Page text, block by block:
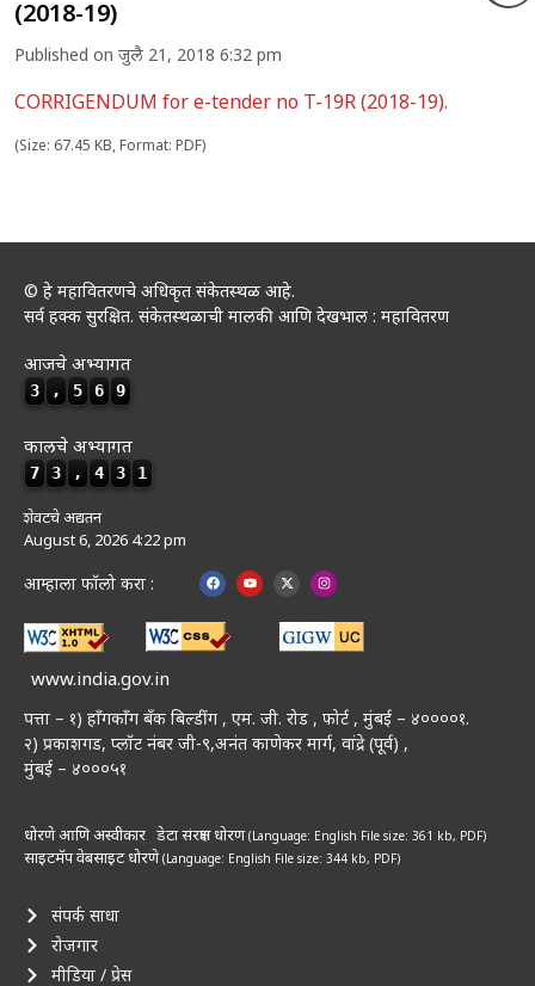
(2018-19)
Published on जुलै 21, 2018 6:32 pm
CORRIGENDUM for e-tender no T-19R (2018-19).
(Size: 67.45 KB, Format: PDF)
© हे महावितरणचे अधिकृत संकेतस्थळ आहे.
सर्व हक्क सुरक्षित. संकेतस्थळाची मालकी आणि देखभाल : महावितरण
आजचे अभ्यागत
3 , 5 6 9
कालचे अभ्यागत
7 3 , 4 3 1
शेवटचे अद्यतन
August 6, 2026 4:22 pm
आम्हाला फॉलो करा :
www.india.gov.in
पत्ता – १) हॉंगकॉंग बँक बिल्डींग , एम. जी. रोड , फोर्ट , मुंबई – ४००००१.
२) प्रकाशगड, प्लॉट नंबर जी-९,अनंत काणेकर मार्ग, वांद्रे (पूर्व) ,
मुंबई – ४०००५१
धोरणे आणि अस्वीकार डेटा संरक्षण धोरण(Language: English File size: 361 kb, PDF)
साइटमॅपवेबसाइट धोरणे(Language: English File size: 344 kb, PDF)
संपर्क साधा
रोजगार
मीडिया / प्रेस